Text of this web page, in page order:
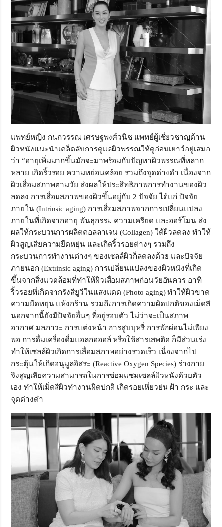
แพทย์หญิง กนกวรรณ เศรษฐพงศ์วนิช แพทย์ผู้เชี่ยวชาญด้าน
ผิวหนังแนะนำเคล็ดลับการดูแลผิวพรรณให้ดูอ่อนเยาว์อยู่เสมอ
ว่า“อายุเพิ่มมากขึ้นมักจะมาพร้อมกับปัญหาผิวพรรณที่หลาก
หลาย เกิดริ้วรอย ความหย่อนคล้อย รวมถึงจุดด่างดำ เนื่องจาก
ผิวเสื่อมสภาพตามวัย ส่งผลให้ประสิทธิภาพการทำงานของผิว
ลดลง การเสื่อมสภาพของผิวขึ้นอยู่กับ 2 ปัจจัย ได้แก่ ปัจจัย
ภายใน (Intrinsic aging) การเสื่อมสภาพจากการเปลี่ยนแปลง
ภายในที่เกิดจากอายุ พันธุกรรม ความเครียด และฮอร์โมน ส่ง
ผลให้กระบวนการผลิตคอลลาเจน (Collagen)ใต้ผิวลดลง ทำให้
ผิวสูญเสียความยืดหยุ่น และเกิดริ้วรอยต่างๆ รวมถึง
กระบวนการทำงานต่างๆ ของเซลล์ผิวก็ลดลงด้วย และปัจจัย
ภายนอก (Extrinsic aging) การเปลี่ยนแปลงของผิวหนังที่เกิด
ขึ้นจากสิ่งแวดล้อมที่ทำให้ผิวเสื่อมสภาพก่อนวัยอันควร อาทิ
ริ้วรอยที่เกิดจากรังสียูวีในแสงแดด (Photo aging)ทำให้ผิวขาด
ความยืดหยุ่น แห้งกร้าน รวมถึงการเกิดความผิดปกติของเม็ดสี
นอกจากนี้ยังมีปัจจัยอื่นๆ ที่อยู่รอบตัว ไม่ว่าจะเป็นสภาพ
อากาศ มลภาวะ การแต่งหน้า การสูบบุหรี่ การพักผ่อนไม่เพียง
พอ การดื่มเครื่องดื่มแอลกอฮอล์ หรือใช้สารเสพติด ก็มีส่วนเร่ง
ทำให้เซลล์ผิวเกิดการเสื่อมสภาพอย่างรวดเร็ว เนื่องจากไป
กระตุ้นให้เกิดอนุมูลอิสระ (Reactive Oxygen Species) ร่างกาย
จึงสูญเสียความสามารถในการซ่อมแซมเซลล์ผิวหนังด้วยตัว
เอง ทำให้เม็ดสีผิวทำงานผิดปกติ เกิดรอยเหี่ยวย่น ฝ้า กระ และ
จุดด่างดำ